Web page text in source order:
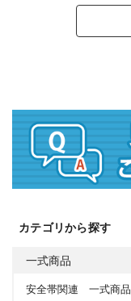
カテゴリから探す
一式商品
安全帯関連 一式商品